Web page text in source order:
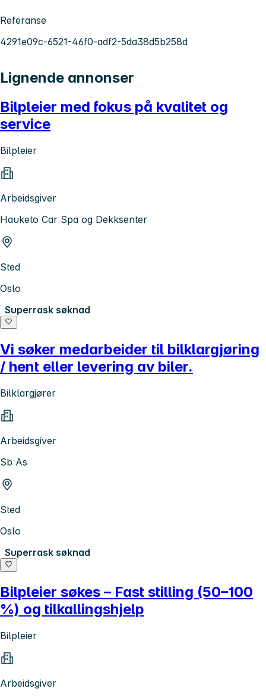
Referanse
4291e09c-6521-46f0-adf2-5da38d5b258d
Lignende annonser
Bilpleier med fokus på kvalitet og
service
Bilpleier
Arbeidsgiver
Hauketo Car Spa og Dekksenter
Sted
Oslo
Superrask søknad
Vi søker medarbeider til bilklargjøring
/ hent eller levering av biler.
Bilklargjører
Arbeidsgiver
Sb As
Sted
Oslo
Superrask søknad
Bilpleier søkes – Fast stilling (50–100
%) og tilkallingshjelp
Bilpleier
Arbeidsgiver